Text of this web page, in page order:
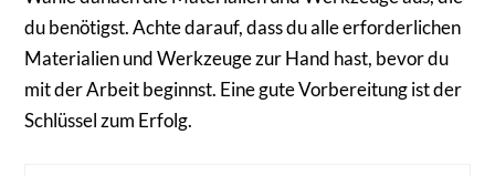
du benötigst. Achte darauf, dass du alle erforderlichen
Materialien und Werkzeuge zur Hand hast, bevor du
mit der Arbeit beginnst. Eine gute Vorbereitung ist der
Schlüssel zum Erfolg.